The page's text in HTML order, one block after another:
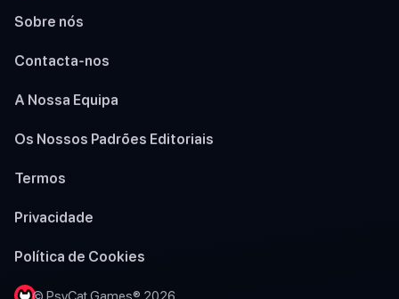
Sobre nós
Contacta-nos
A Nossa Equipa
Os Nossos Padrões Editoriais
Termos
Privacidade
Política de Cookies
© PsyCat Games® 2026